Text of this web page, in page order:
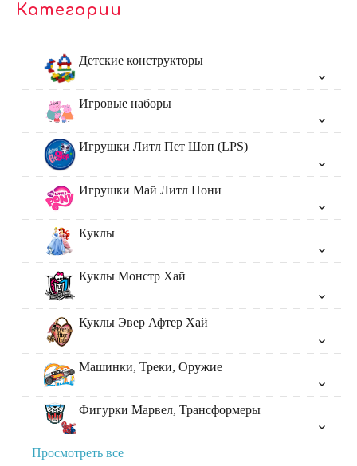
Категории
Детские конструкторы
Игровые наборы
Игрушки Литл Пет Шоп (LPS)
Игрушки Май Литл Пони
Куклы
Куклы Монстр Хай
Куклы Эвер Афтер Хай
Машинки, Треки, Оружие
Фигурки Марвел, Трансформеры
Просмотреть все